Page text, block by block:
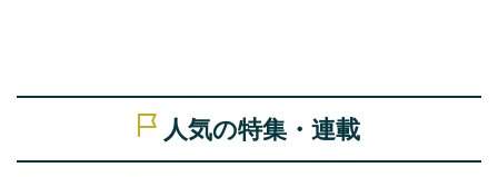
人気の特集・連載